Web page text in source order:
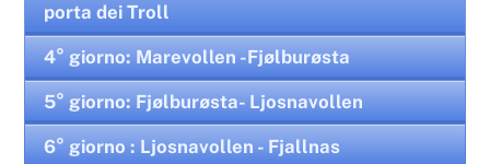
porta dei Troll
4° giorno: Marevollen -Fjølburøsta
5° giorno: Fjølburøsta- Ljosnavollen
6° giorno : Ljosnavollen - Fjallnas